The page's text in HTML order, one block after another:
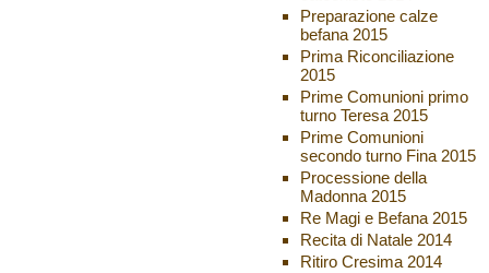
Preparazione calze
befana 2015
Prima Riconciliazione
2015
Prime Comunioni primo
turno Teresa 2015
Prime Comunioni
secondo turno Fina 2015
Processione della
Madonna 2015
Re Magi e Befana 2015
Recita di Natale 2014
Ritiro Cresima 2014